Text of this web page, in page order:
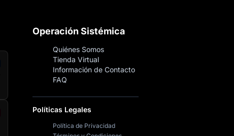
Operación Sistémica
Quiénes Somos
Tienda Virtual
Información de Contacto
FAQ
Políticas Legales
Política de Privacidad